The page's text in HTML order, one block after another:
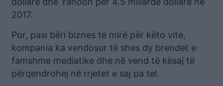
2017.
Por, pasi bëri biznes të mirë për këto vite,
kompania ka vendosur të shes dy brendet e
famshme mediatike dhe në vend të kësaj të
përqendrohej në rrjetet e saj pa tel.